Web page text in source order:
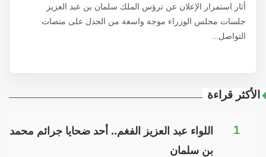
أثار استمرار الإعلان عن ترؤس الملك سلمان بن عبد العزيز
جلسات مجلس الوزراء موجة واسعة من الجدل على منصات
التواصل...
الأكثر قراءة
1
اللواء عبد العزيز الفغم.. أحد ضحايا جرائم محمد
بن سلمان